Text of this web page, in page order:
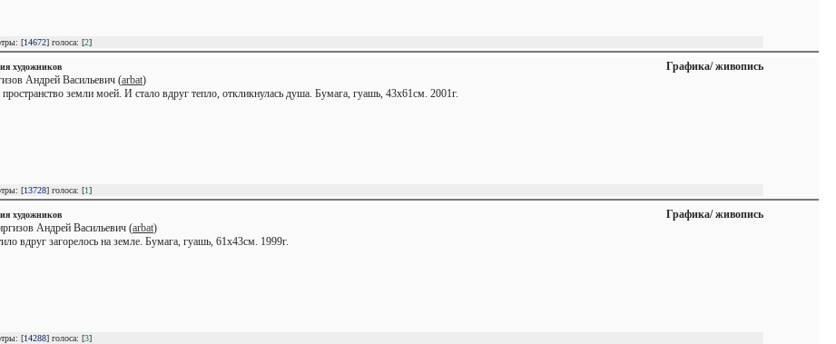
[14672] голоса: [2]
Графика/ живопись
художников
Андрей Васильевич (arbat)
земли моей. И стало вдруг тепло, откликнулась душа. Бумага, гуашь, 43х61см. 2001г.
[13728] голоса: [1]
Графика/ живопись
художников
Андрей Васильевич (arbat)
вдруг загорелось на земле. Бумага, гуашь, 61х43см. 1999г.
[14288] голоса: [3]